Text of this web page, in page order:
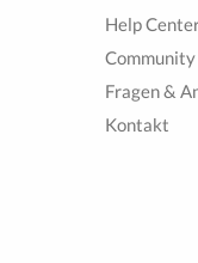
Help
Community
Fragen &
Kontakt